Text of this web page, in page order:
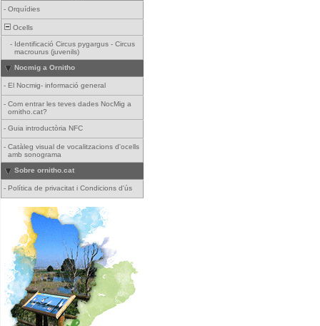
- Orquídies
Ocells
- Identificació Circus pygargus - Circus
macrourus (juvenils)
Nocmig a Ornitho
- El Nocmig- informació general
- Com entrar les teves dades NocMig a
ornitho.cat?
- Guia introductòria NFC
- Catàleg visual de vocalitzacions d'ocells
amb sonograma
Sobre ornitho.cat
- Política de privacitat i Condicions d'ús